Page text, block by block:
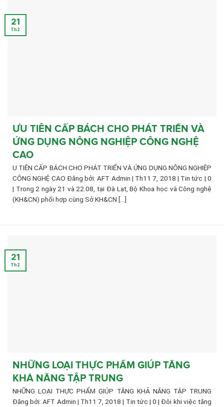
ƯU TIÊN CẤP BÁCH CHO PHÁT TRIỂN VÀ
ỨNG DỤNG NÔNG NGHIỆP CÔNG NGHỆ
CAO
U TIÊN CẤP BÁCH CHO PHÁT TRIỂN VÀ ỨNG DỤNG NÔNG NGHIỆP
CÔNG NGHỆ CAO Đăng bởi: AFT Admin | Th11 7, 2018 | Tin tức | 0
| Trong 2 ngày 21 và 22.08, tại Đà Lạt, Bộ Khoa học và Công nghệ
(KH&CN) phối hợp cùng Sở KH&CN [...]
21
Th2
NHỮNG LOẠI THỰC PHẨM GIÚP TĂNG
KHẢ NĂNG TẬP TRUNG
NHỮNG LOẠI THỰC PHẨM GIÚP TĂNG KHẢ NĂNG TẬP TRUNG
Đăng bởi: AFT Admin | Th11 7, 2018 | Tin tức | 0 | Đôi khi việc tăng
21
Th2